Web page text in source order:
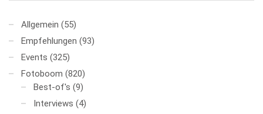
Allgemein (55)
Empfehlungen (93)
Events (325)
Fotoboom (820)
Best-of's (9)
Interviews (4)